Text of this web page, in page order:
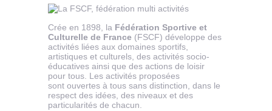
Crée en 1898, la Fédération Sportive et
Culturelle de France (FSCF) développe des
activités liées aux domaines sportifs,
artistiques et culturels, des activités socio-
éducatives ainsi que des actions de loisir
pour tous. Les activités proposées
sont ouvertes à tous sans distinction, dans le
respect des idées, des niveaux et des
particularités de chacun.